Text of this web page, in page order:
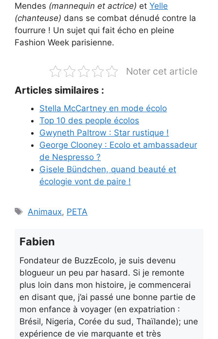
Mendes (mannequin et actrice) et Yelle
(chanteuse) dans se combat dénudé contre la
fourrure ! Un sujet qui fait écho en pleine
Fashion Week parisienne.
Noter cet article
Articles similaires :
Stella McCartney en mode écolo
Top 10 des people écolos
Gwyneth Paltrow : Star rustique !
George Clooney : Ecolo et ambassadeur
de Nespresso ?
Gisele Bündchen, quand beauté et
écologie vont de paire !
Étiquettes
Animaux, PETA
Fabien
Fondateur de BuzzEcolo, je suis devenu
blogueur un peu par hasard. Si je remonte
plus loin dans mon histoire, je commencerai
en disant que, j’ai passé une bonne partie de
mon enfance à voyager (en expatriation :
Brésil, Nigeria, Corée du sud, Thaïlande); une
expérience de vie marquante et très